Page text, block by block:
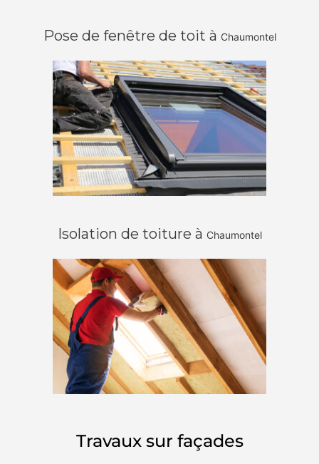
Pose de fenêtre de toit à Chaumontel
Isolation de toiture à Chaumontel
Travaux sur façades